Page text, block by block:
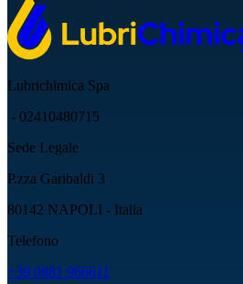
Lubrichimica Spa
- 02410480715
Sede Legale
P.zza Garibaldi 3
80142 NAPOLI - Italia
Telefono
+39 0881 966611